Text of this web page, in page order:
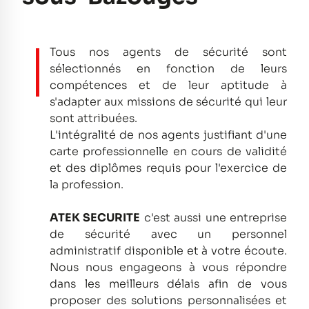
Tous nos agents de sécurité sont
sélectionnés en fonction de leurs
compétences et de leur aptitude à
s'adapter aux missions de sécurité qui leur
sont attribuées.
L'intégralité de nos agents justifiant d'une
carte professionnelle en cours de validité
et des diplômes requis pour l'exercice de
la profession.
ATEK SECURITE c'est aussi une entreprise
de sécurité avec un personnel
administratif disponible et à votre écoute.
Nous nous engageons à vous répondre
dans les meilleurs délais afin de vous
proposer des solutions personnalisées et